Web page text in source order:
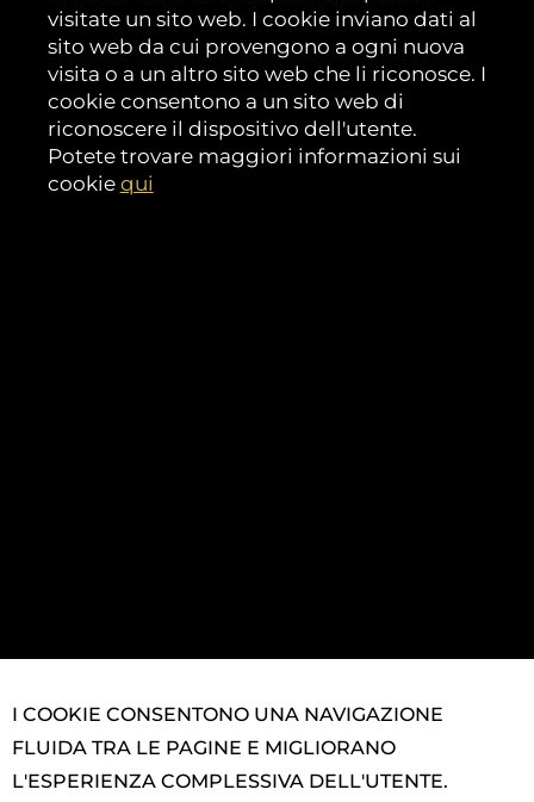
visitate un sito web. I cookie inviano dati al
sito web da cui provengono a ogni nuova
visita o a un altro sito web che li riconosce. I
cookie consentono a un sito web di
riconoscere il dispositivo dell'utente.
Potete trovare maggiori informazioni sui
cookie qui
I COOKIE CONSENTONO UNA NAVIGAZIONE
FLUIDA TRA LE PAGINE E MIGLIORANO
L'ESPERIENZA COMPLESSIVA DELL'UTENTE.